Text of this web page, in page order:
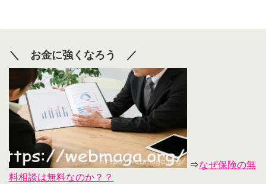
＼ お金に強くなろう ／
⇒なぜ保険の無
料相談は無料なのか？？